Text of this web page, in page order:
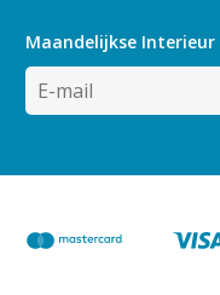
Maandelijkse Interieur